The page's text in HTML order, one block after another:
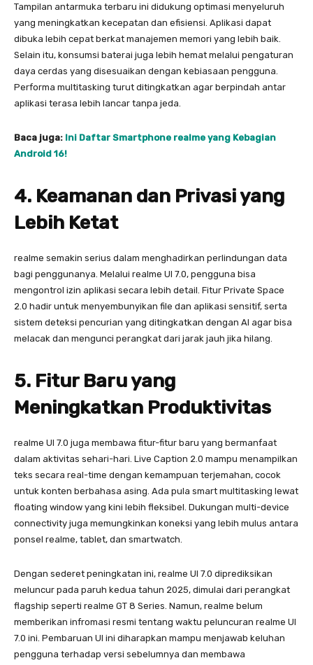
Tampilan antarmuka terbaru ini didukung optimasi menyeluruh
yang meningkatkan kecepatan dan efisiensi. Aplikasi dapat
dibuka lebih cepat berkat manajemen memori yang lebih baik.
Selain itu, konsumsi baterai juga lebih hemat melalui pengaturan
daya cerdas yang disesuaikan dengan kebiasaan pengguna.
Performa multitasking turut ditingkatkan agar berpindah antar
aplikasi terasa lebih lancar tanpa jeda.
Baca juga: Ini Daftar Smartphone realme yang Kebagian
Android 16!
4. Keamanan dan Privasi yang
Lebih Ketat
realme semakin serius dalam menghadirkan perlindungan data
bagi penggunanya. Melalui realme UI 7.0, pengguna bisa
mengontrol izin aplikasi secara lebih detail. Fitur Private Space
2.0 hadir untuk menyembunyikan file dan aplikasi sensitif, serta
sistem deteksi pencurian yang ditingkatkan dengan AI agar bisa
melacak dan mengunci perangkat dari jarak jauh jika hilang.
5. Fitur Baru yang
Meningkatkan Produktivitas
realme UI 7.0 juga membawa fitur-fitur baru yang bermanfaat
dalam aktivitas sehari-hari. Live Caption 2.0 mampu menampilkan
teks secara real-time dengan kemampuan terjemahan, cocok
untuk konten berbahasa asing. Ada pula smart multitasking lewat
floating window yang kini lebih fleksibel. Dukungan multi-device
connectivity juga memungkinkan koneksi yang lebih mulus antara
ponsel realme, tablet, dan smartwatch.
Dengan sederet peningkatan ini, realme UI 7.0 diprediksikan
meluncur pada paruh kedua tahun 2025, dimulai dari perangkat
flagship seperti realme GT 8 Series. Namun, realme belum
memberikan infromasi resmi tentang waktu peluncuran realme UI
7.0 ini. Pembaruan UI ini diharapkan mampu menjawab keluhan
pengguna terhadap versi sebelumnya dan membawa